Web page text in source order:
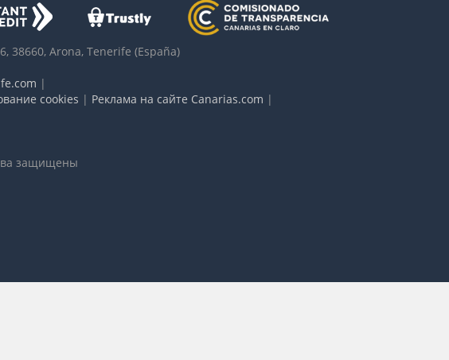
, 38660, Arona, Tenerife (España)
|
cookies | Реклама на сайте Canarias.com |
защищены